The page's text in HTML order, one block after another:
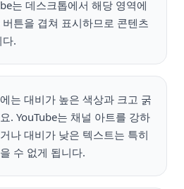
는 데스크톱에서 해당 영역에
튼을 겹쳐 표시하므로 콘텐츠
.
는 대비가 높은 색상과 크고 굵
. YouTube는 채널 아트를 강하
나 대비가 낮은 텍스트는 특히
수 없게 됩니다.